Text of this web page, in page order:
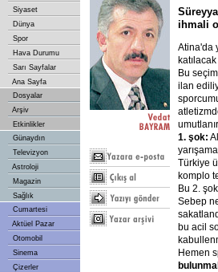
Siyaset
Dünya
Spor
Hava Durumu
Sarı Sayfalar
Ana Sayfa
Dosyalar
Arşiv
Etkinlikler
Günaydın
Televizyon
Astroloji
Magazin
Sağlık
Cumartesi
Aktüel Pazar
Otomobil
Sinema
Çizerler
ihmali
Atina'da
Bu
ilan
1. şok:
Türkiye
komplo
Bu 2. şok
Sebep
bu acil
Hemen